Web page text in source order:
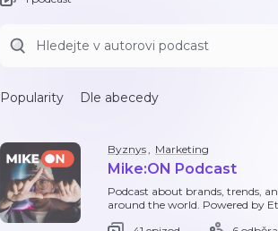
Popularity Dle abecedy
Byznys, Marketing
Mike:ON Podcast
Podcast about brands, trends,
around the world. Powered by